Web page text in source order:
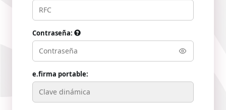
Contraseña:
e.firma portable: